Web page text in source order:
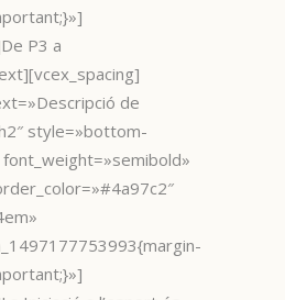
P3 a
de
style=»bottom-